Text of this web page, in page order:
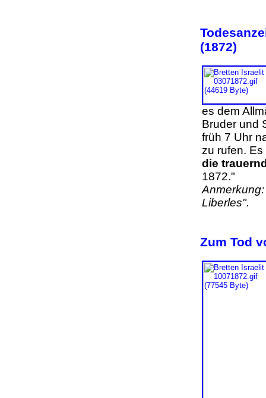
(1872)
es dem
Bruder und
früh 7 Uhr
zu rufen.
die
1872."
Liberles".
Zum Tod